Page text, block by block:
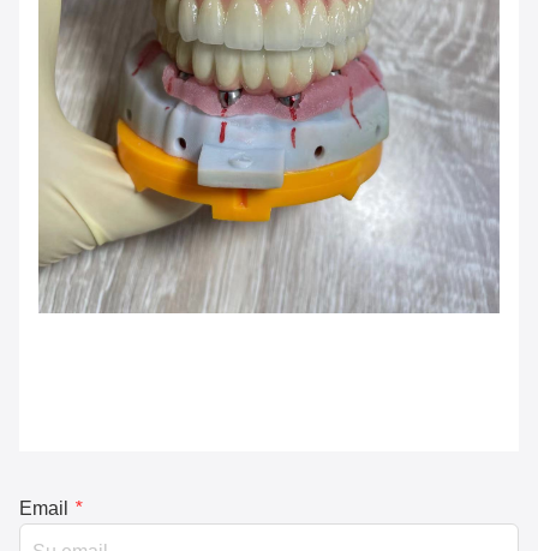
Email *